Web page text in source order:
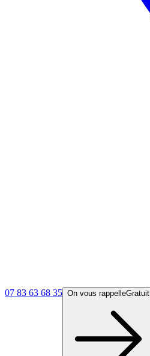
07 83 63 68 35 On vous rappelleGratuit